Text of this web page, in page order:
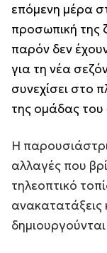
επόμενη μέρα
προσωπική της
παρόν δεν
για τη νέα
συνεχίσει στο
της ομάδας του
Η
αλλαγές που
τηλεοπτικό
ανακατατάξεις